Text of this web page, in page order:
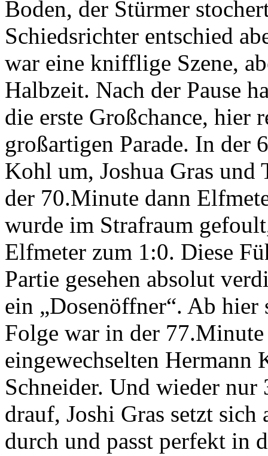
Boden, der Stürmer
Schiedsrichter entschied
war eine knifflige Szene,
Halbzeit. Nach der Pause
die erste Großchance, hier
großartigen Parade. In der
Kohl um, Joshua Gras
der 70.Minute dann
wurde im Strafraum
Elfmeter zum 1:0. Diese
Partie gesehen absolut
ein „Dosenöffner“. Ab hier
Folge war in der
eingewechselten Hermann
Schneider. Und wieder
drauf, Joshi Gras setzt sich
durch und passt perfekt in